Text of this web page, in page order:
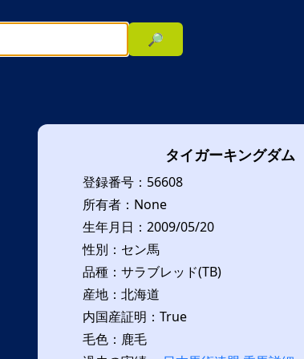
🔎
タイガーキングダム
登録番号：56608
所有者：None
生年月日：2009/05/20
性別：セン馬
品種：サラブレッド(TB)
産地：北海道
内国産証明：True
毛色：鹿毛